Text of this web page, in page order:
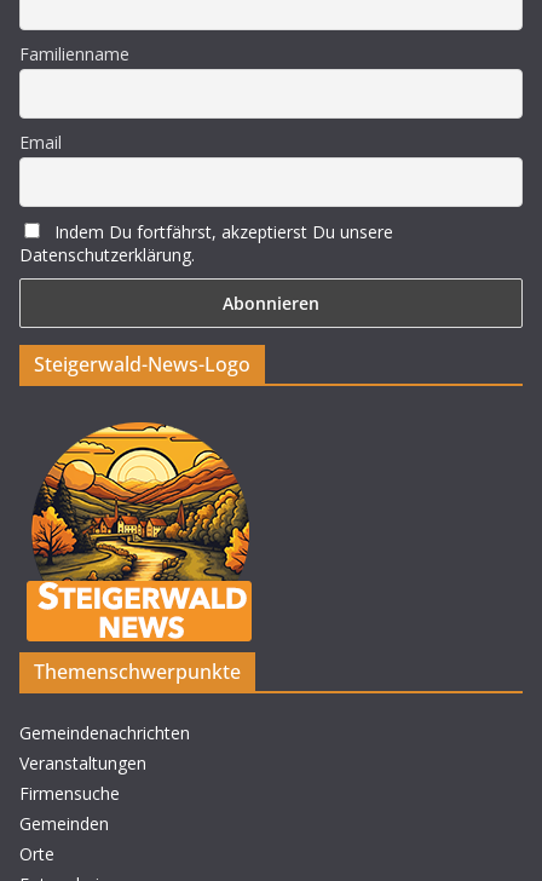
Familienname
Email
Indem Du fortfährst, akzeptierst Du unsere
Datenschutzerklärung.
Steigerwald-News-Logo
Themenschwerpunkte
Gemeindenachrichten
Veranstaltungen
Firmensuche
Gemeinden
Orte